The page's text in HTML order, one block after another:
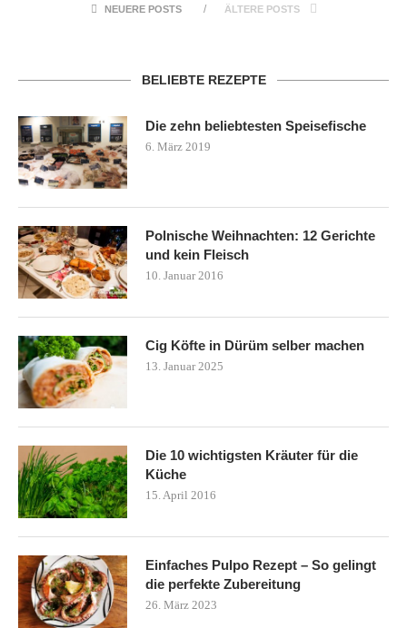
NEUERE POSTS ÄLTERE POSTS
BELIEBTE REZEPTE
Die zehn beliebtesten Speisefische
6. März 2019
Polnische Weihnachten: 12 Gerichte
und kein Fleisch
10. Januar 2016
Cig Köfte in Dürüm selber machen
13. Januar 2025
Die 10 wichtigsten Kräuter für die
Küche
15. April 2016
Einfaches Pulpo Rezept – So gelingt
die perfekte Zubereitung
26. März 2023